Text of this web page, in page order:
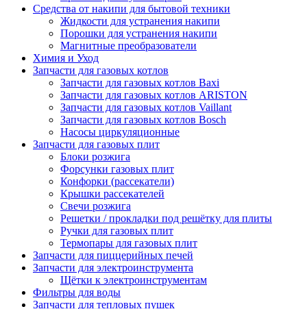
Средства от накипи для бытовой техники
Жидкости для устранения накипи
Порошки для устранения накипи
Магнитные преобразователи
Химия и Уход
Запчасти для газовых котлов
Запчасти для газовых котлов Baxi
Запчасти для газовых котлов ARISTON
Запчасти для газовых котлов Vaillant
Запчасти для газовых котлов Bosch
Насосы циркуляционные
Запчасти для газовых плит
Блоки розжига
Форсунки газовых плит
Конфорки (рассекатели)
Крышки рассекателей
Свечи розжига
Решетки / прокладки под решётку для плиты
Ручки для газовых плит
Термопары для газовых плит
Запчасти для пиццерийных печей
Запчасти для электроинструмента
Щётки к электроинструментам
Фильтры для воды
Запчасти для тепловых пушек